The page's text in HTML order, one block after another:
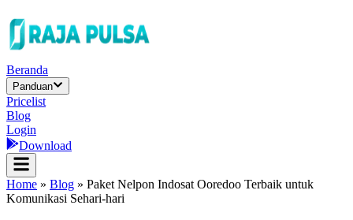
Beranda
Panduan
Pricelist
Blog
Login
Download
Home » Blog » Paket Nelpon Indosat Ooredoo Terbaik untuk
Komunikasi Sehari-hari